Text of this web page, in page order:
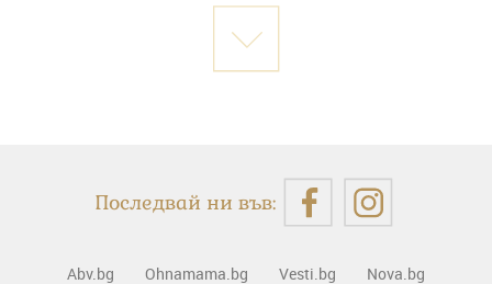
Последвай ни във:
Abv.bg Ohnamama.bg Vesti.bg
Nova.bg